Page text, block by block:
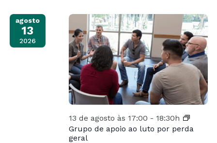
agosto
13
2026
13 de agosto às 17:00 - 18:30h
Grupo de apoio ao luto por perda
geral